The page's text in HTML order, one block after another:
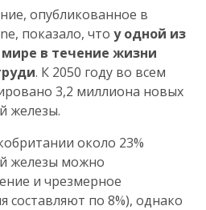
опубликованное в
показало, что у одной из
в течение жизни
. К 2050 году во всем
3,2 миллиона новых
железы.
около 23%
железы можно
и чрезмерное
составляют по 8%), однако